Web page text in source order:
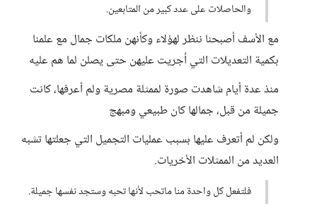
والحاصلات على عدد كبير من المتابعين.
مع الأسف أصبحنا ننظر لهؤلاء وكأنهن ملكات جمال مع علمنا
بكمية التعديلات التي اُجريت عليهن حتى يصلن لما هم عليه
منذ عدة أيام شاهدت صورة لممثلة مصرية ولم أعرفها، كانت
جميلة من قبل، جمالها كان طبيعي ومبهج
ولكن لم أتعرف عليها بسبب عمليات التجميل التي جعلتها تشبه
العديد من الممثلات الأخريات.
فلتفعل كل واحدة منا ماتحب لأنها تحبه وستجد نفسها جميلة.